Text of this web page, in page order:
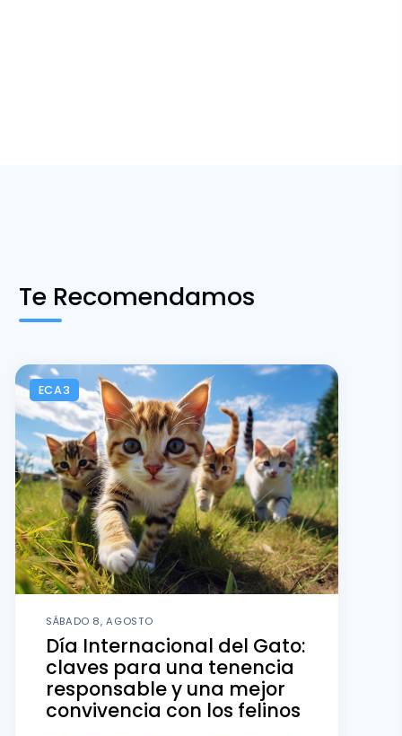
Te Recomendamos
ECA3
SÁBADO 8, AGOSTO
Día Internacional del Gato:
claves para una tenencia
responsable y una mejor
convivencia con los felinos